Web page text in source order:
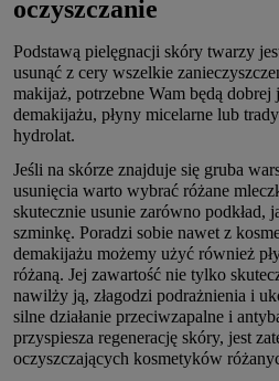
oczyszczanie
Podstawą pielęgnacji skóry twarzy
usunąć z cery wszelkie
makijaż, potrzebne Wam będą dobrej
demakijażu, płyny micelarne lub
hydrolat.
Jeśli na skórze znajduje się gruba
usunięcia warto wybrać różane
skutecznie usunie zarówno podkład,
szminkę. Poradzi sobie nawet z
demakijażu możemy użyć również
różaną. Jej zawartość nie tylko
nawilży ją, złagodzi podrażnienia i
silne działanie przeciwzapalne i
przyspiesza regenerację skóry, jest
oczyszczających kosmetyków